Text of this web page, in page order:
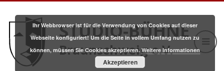
STUDIO-BÜHNE
Braunschweig e.V.
Ihr Webbrowser ist für die Verwendung von Cookies auf dieser
Webseite konfiguriert! Um die Seite in vollem Umfang nutzen zu
können, müssen Sie Cookies akzeptieren.Weitere Informationen
Akzeptieren